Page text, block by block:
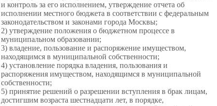
и контроль за его исполнением, утверждение отчета об
исполнении местного бюджета в соответствии с федеральным
законодательством и законами города Москвы;
2) утверждение положения о бюджетном процессе в
муниципальном образовании;
3) владение, пользование и распоряжение имуществом,
находящимся в муниципальной собственности;
4) установление порядка владения, пользования и
распоряжения имуществом, находящимся в муниципальной
собственности;
5) принятие решений о разрешении вступления в брак лицам,
достигшим возраста шестнадцати лет, в порядке,